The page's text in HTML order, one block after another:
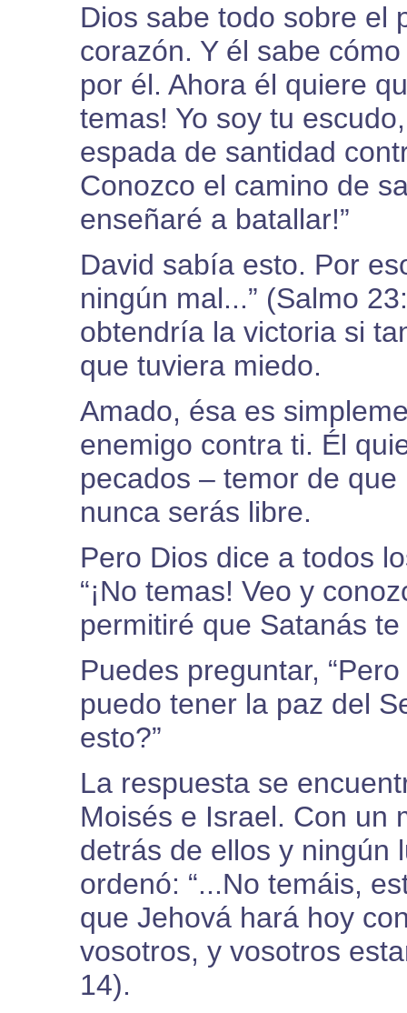
Dios sabe todo sobre el
corazón. Y él sabe
por él. Ahora él quiere
temas! Yo soy tu
espada de santidad
Conozco el camino de
enseñaré a batallar!”
David sabía esto. Por
ningún mal...” (Salmo
obtendría la victoria si
que tuviera miedo.
Amado, ésa es
enemigo contra ti. Él
pecados – temor de
nunca serás libre.
Pero Dios dice a todos
“¡No temas! Veo y
permitiré que Satanás te
Puedes preguntar,
puedo tener la paz del
esto?”
La respuesta se
Moisés e Israel. Con un
detrás de ellos y ningún
ordenó: “...No temáis,
que Jehová hará hoy
vosotros, y vosotros
14).